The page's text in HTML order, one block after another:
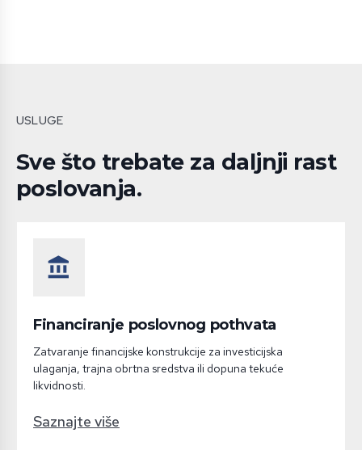
USLUGE
Sve što trebate za daljnji rast
poslovanja.
account_balance
Financiranje poslovnog pothvata
Zatvaranje financijske konstrukcije za investicijska
ulaganja, trajna obrtna sredstva ili dopuna tekuće
likvidnosti.
Saznajte više